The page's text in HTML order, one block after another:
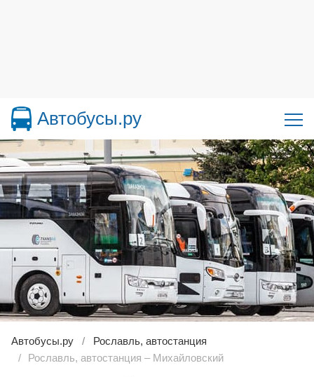
Автобусы.ру
Автобусы.ру
Рославль, автостанция
Рославль, автостанция – Михайловский